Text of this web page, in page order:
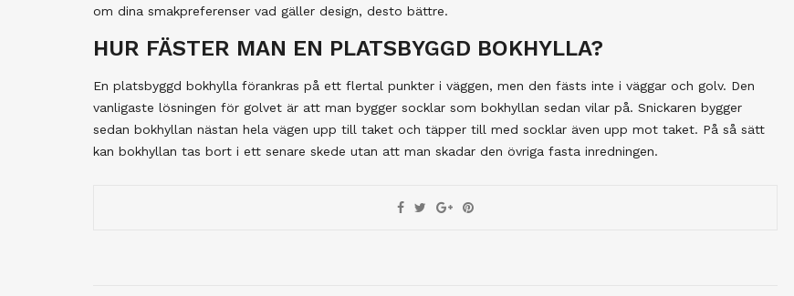
om dina smakpreferenser vad gäller design, desto bättre.
HUR FÄSTER MAN EN PLATSBYGGD BOKHYLLA?
En platsbyggd bokhylla förankras på ett flertal punkter i väggen, men den fästs inte i väggar och golv. Den
vanligaste lösningen för golvet är att man bygger socklar som bokhyllan sedan vilar på. Snickaren bygger
sedan bokhyllan nästan hela vägen upp till taket och täpper till med socklar även upp mot taket. På så sätt
kan bokhyllan tas bort i ett senare skede utan att man skadar den övriga fasta inredningen.